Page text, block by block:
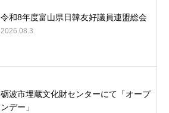
令和8年度富山県日韓友好議員連盟総会
2026.08.3
砺波市埋蔵文化財センターにて「オープ
ンデー」